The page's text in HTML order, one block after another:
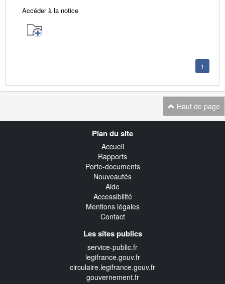
Accéder à la notice
1
Haut de page
Plan du site
Accueil
Rapports
Porte-documents
Nouveautés
Aide
Accessibilité
Mentions légales
Contact
Les sites publics
service-public.fr
legifrance.gouv.fr
circulaire.legifrance.gouv.fr
gouvernement.fr